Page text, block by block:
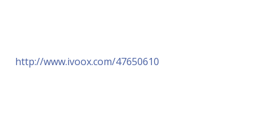
http://www.ivoox.com/47650610